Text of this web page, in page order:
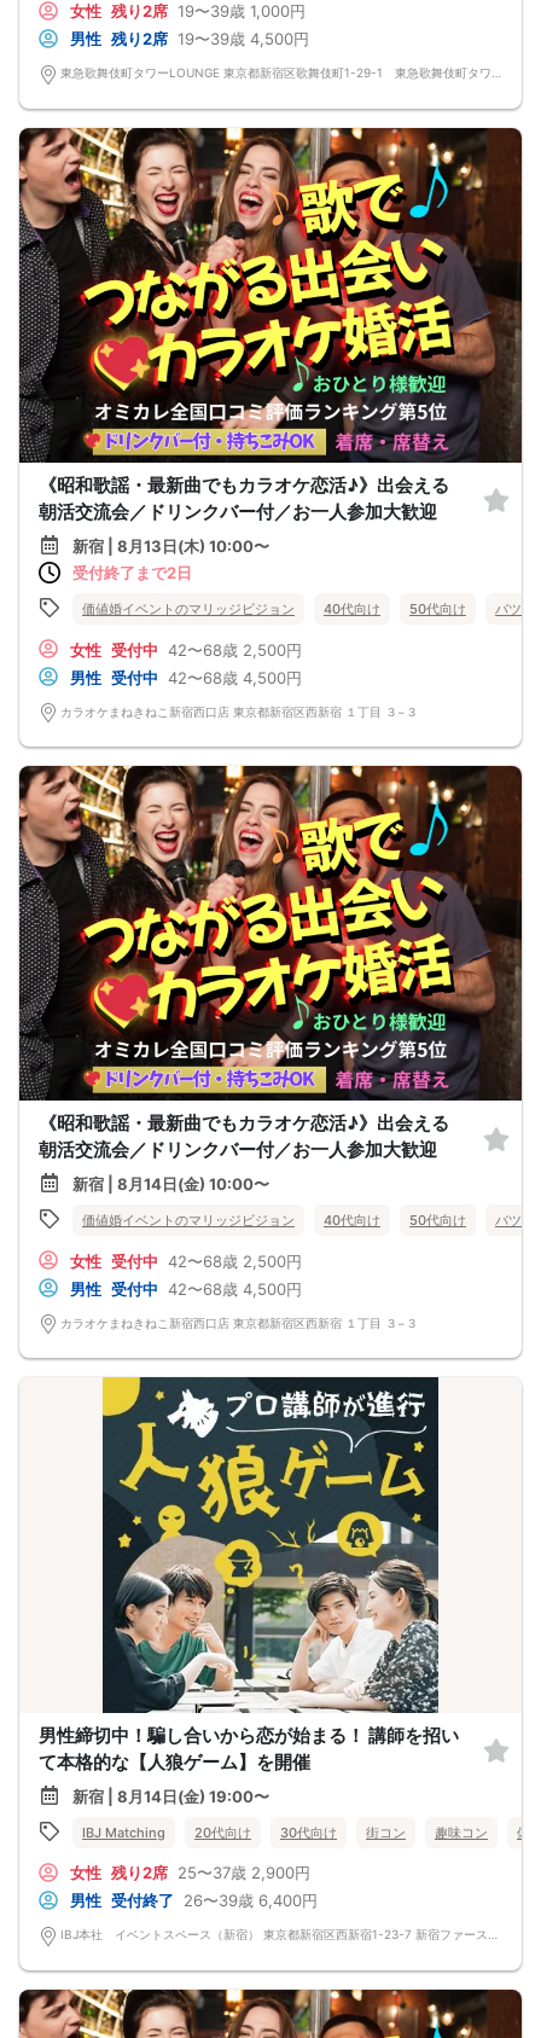
女性 残り2席 19〜39歳 1,000円
男性 残り2席 19〜39歳 4,500円
《昭和歌謡・最新曲でもカラオケ恋活♪》出会える
朝活交流会／ドリンクバー付／お一人参加大歓迎
新宿 | 8月13日(木) 10:00〜
受付終了まで2日
価値婚イベントのマリッジビジョン 40代向け 50代向け バツイ
女性 受付中 42〜68歳 2,500円
男性 受付中 42〜68歳 4,500円
カラオケまねきねこ新宿西口店 東京都新宿区西新宿 １丁目 ３−３
《昭和歌謡・最新曲でもカラオケ恋活♪》出会える
朝活交流会／ドリンクバー付／お一人参加大歓迎
新宿 | 8月14日(金) 10:00〜
価値婚イベントのマリッジビジョン 40代向け 50代向け バツイ
女性 受付中 42〜68歳 2,500円
男性 受付中 42〜68歳 4,500円
カラオケまねきねこ新宿西口店 東京都新宿区西新宿 １丁目 ３−３
男性締切中！騙し合いから恋が始まる！ 講師を招い
て本格的な【人狼ゲーム】を開催
新宿 | 8月14日(金) 19:00〜
IBJ Matching 20代向け 30代向け 街コン 趣味コン 体
女性 残り2席 25〜37歳 2,900円
男性 受付終了 26〜39歳 6,400円